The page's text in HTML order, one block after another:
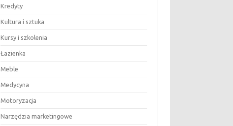
Kredyty
Kultura i sztuka
Kursy i szkolenia
Łazienka
Meble
Medycyna
Motoryzacja
Narzędzia marketingowe